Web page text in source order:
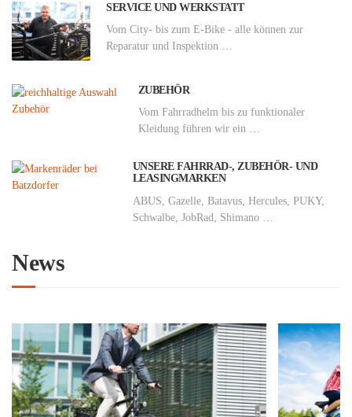
SERVICE UND WERKSTATT
Vom City- bis zum E-Bike - alle können zur
Reparatur und Inspektion …
ZUBEHÖR
Vom Fahrradhelm bis zu funktionaler
Kleidung führen wir ein …
UNSERE FAHRRAD-, ZUBEHÖR- UND
LEASINGMARKEN
ABUS, Gazelle, Batavus, Hercules, PUKY,
Schwalbe, JobRad, Shimano …
News